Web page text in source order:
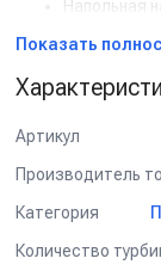
Напольная
Напольная
Круглая
Шланг для
Показать
Артикул
Производитель
Категория
Количество